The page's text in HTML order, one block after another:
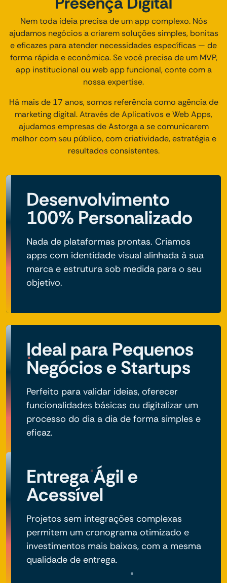
Nem toda ideia precisa de um app complexo. Nós
ajudamos negócios a criarem soluções simples, bonitas
e eficazes para atender necessidades específicas — de
forma rápida e econômica. Se você precisa de um MVP,
app institucional ou web app funcional, conte com a
nossa expertise.
Há mais de 17 anos, somos referência como agência de
marketing digital. Através de Aplicativos e Web Apps,
ajudamos empresas de Astorga a se comunicarem
melhor com seu público, com criatividade, estratégia e
resultados consistentes.
Desenvolvimento
100% Personalizado
Nada de plataformas prontas. Criamos
apps com identidade visual alinhada à sua
marca e estrutura sob medida para o seu
objetivo.
Ideal para Pequenos
Negócios e Startups
Perfeito para validar ideias, oferecer
funcionalidades básicas ou digitalizar um
processo do dia a dia de forma simples e
eficaz.
Entrega Ágil e
Acessível
Projetos sem integrações complexas
permitem um cronograma otimizado e
investimentos mais baixos, com a mesma
qualidade de entrega.